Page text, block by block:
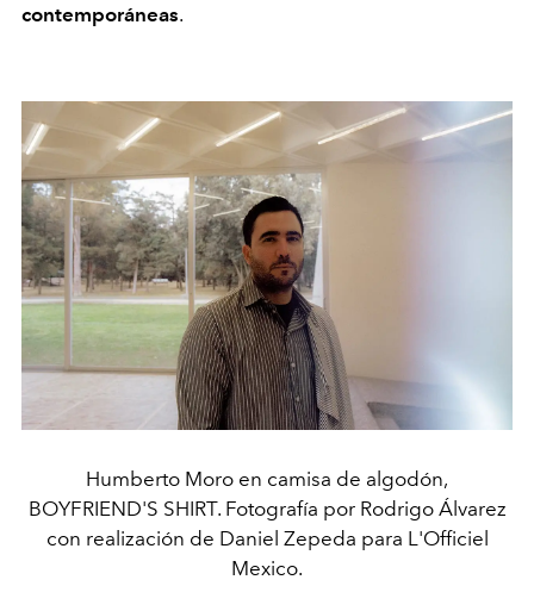
contemporáneas.
Humberto Moro en camisa de algodón,
BOYFRIEND'S SHIRT. Fotografía por Rodrigo Álvarez
con realización de Daniel Zepeda para L'Officiel
Mexico.